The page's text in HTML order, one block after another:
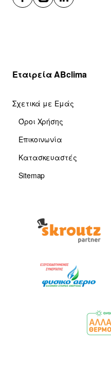
Εταιρεία ABclima
Σχετικά με Εμάς
Όροι Χρήσης
Επικοινωνία
Κατασκευαστές
Sitemap